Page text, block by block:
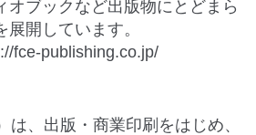
オブックなど出版物にとどまら
開しています。
fce-publishing.co.jp/
は、出版・商業印刷をはじめ、